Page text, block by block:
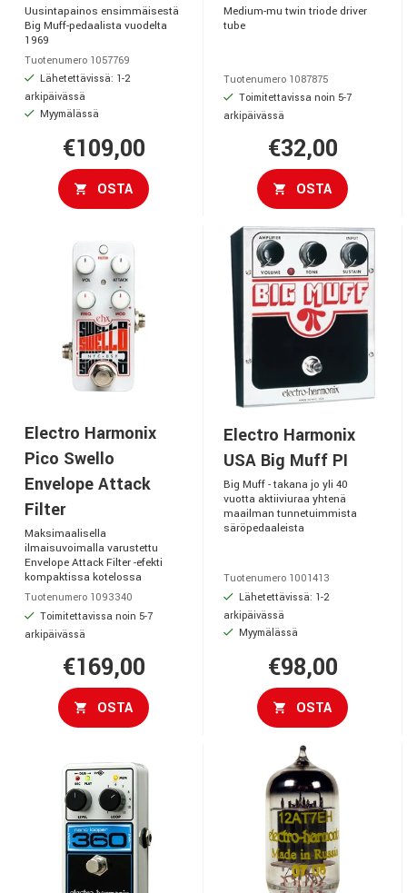
Uusintapainos ensimmäisestä
Big Muff-pedaalista vuodelta
1969
Tuotenumero 1057769
Lähetettävissä: 1-2
arkipäivässä
Myymälässä
€109,00
OSTA
Medium-mu twin triode driver
tube
Tuotenumero 1087875
Toimitettavissa noin 5-7
arkipäivässä
€32,00
OSTA
Electro Harmonix
Pico Swello
Envelope Attack
Filter
Maksimaalisella
ilmaisuvoimalla varustettu
Envelope Attack Filter -efekti
kompaktissa kotelossa
Tuotenumero 1093340
Toimitettavissa noin 5-7
arkipäivässä
€169,00
OSTA
Electro Harmonix
USA Big Muff PI
Big Muff - takana jo yli 40
vuotta aktiiviuraa yhtenä
maailman tunnetuimmista
säröpedaaleista
Tuotenumero 1001413
Lähetettävissä: 1-2
arkipäivässä
Myymälässä
€98,00
OSTA